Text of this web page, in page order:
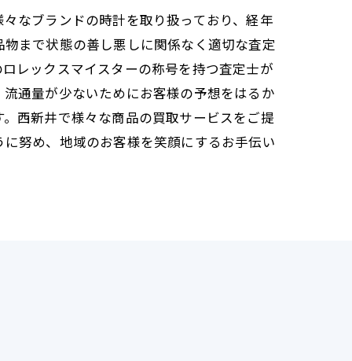
なブランドの時計を取り扱っており、経年
まで状態の善し悪しに関係なく適切な査定
レックスマイスターの称号を持つ査定士が
通量が少ないためにお客様の予想をはるか
西新井で様々な商品の買取サービスをご提
努め、地域のお客様を笑顔にするお手伝い